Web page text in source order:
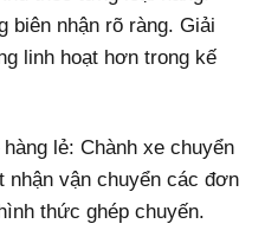
biên nhận rõ ràng. Giải
linh hoạt hơn trong kế
lẻ: Chành xe chuyển
nhận vận chuyển các đơn
thức ghép chuyến.